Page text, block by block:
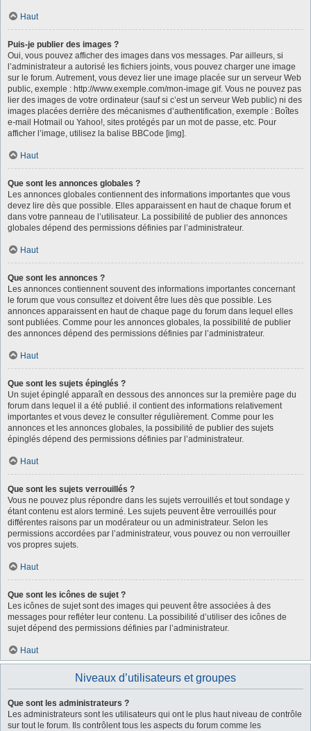
Haut
Puis-je publier des images ?
Oui, vous pouvez afficher des images dans vos messages. Par ailleurs, si
l’administrateur a autorisé les fichiers joints, vous pouvez charger une image
sur le forum. Autrement, vous devez lier une image placée sur un serveur Web
public, exemple : http://www.exemple.com/mon-image.gif. Vous ne pouvez pas
lier des images de votre ordinateur (sauf si c’est un serveur Web public) ni des
images placées derrière des mécanismes d’authentification, exemple : Boîtes
e-mail Hotmail ou Yahoo!, sites protégés par un mot de passe, etc. Pour
afficher l’image, utilisez la balise BBCode [img].
Haut
Que sont les annonces globales ?
Les annonces globales contiennent des informations importantes que vous
devez lire dès que possible. Elles apparaissent en haut de chaque forum et
dans votre panneau de l’utilisateur. La possibilité de publier des annonces
globales dépend des permissions définies par l’administrateur.
Haut
Que sont les annonces ?
Les annonces contiennent souvent des informations importantes concernant
le forum que vous consultez et doivent être lues dès que possible. Les
annonces apparaissent en haut de chaque page du forum dans lequel elles
sont publiées. Comme pour les annonces globales, la possibilité de publier
des annonces dépend des permissions définies par l’administrateur.
Haut
Que sont les sujets épinglés ?
Un sujet épinglé apparaît en dessous des annonces sur la première page du
forum dans lequel il a été publié. il contient des informations relativement
importantes et vous devez le consulter régulièrement. Comme pour les
annonces et les annonces globales, la possibilité de publier des sujets
épinglés dépend des permissions définies par l’administrateur.
Haut
Que sont les sujets verrouillés ?
Vous ne pouvez plus répondre dans les sujets verrouillés et tout sondage y
étant contenu est alors terminé. Les sujets peuvent être verrouillés pour
différentes raisons par un modérateur ou un administrateur. Selon les
permissions accordées par l’administrateur, vous pouvez ou non verrouiller
vos propres sujets.
Haut
Que sont les icônes de sujet ?
Les icônes de sujet sont des images qui peuvent être associées à des
messages pour refléter leur contenu. La possibilité d’utiliser des icônes de
sujet dépend des permissions définies par l’administrateur.
Haut
Niveaux d’utilisateurs et groupes
Que sont les administrateurs ?
Les administrateurs sont les utilisateurs qui ont le plus haut niveau de contrôle
sur tout le forum. Ils contrôlent tous les aspects du forum comme les